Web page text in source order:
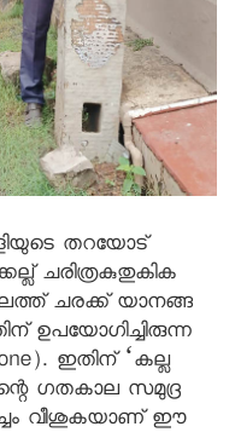
തറയോട്
ചരിത്രകുതുകിക
ചരക്ക് യാനങ്ങ
ഉപയോഗിച്ചിരുന്ന
ഇതിന് ‘കല്ല
ഗതകാല സമുദ്ര
വീശുകയാണ് ഈ